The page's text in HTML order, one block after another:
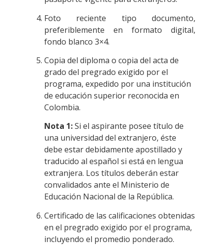
Foto reciente tipo documento,
preferiblemente en formato digital,
fondo blanco 3×4.
Copia del diploma o copia del acta de
grado del pregrado exigido por el
programa, expedido por una institución
de educación superior reconocida en
Colombia.
Nota 1:Si el aspirante posee título de
una universidad del extranjero, éste
debe estar debidamente apostillado y
traducido al español si está en lengua
extranjera. Los títulos deberán estar
convalidados ante el Ministerio de
Educación Nacional de la República.
Certificado de las calificaciones obtenidas
en el pregrado exigido por el programa,
incluyendo el promedio ponderado.